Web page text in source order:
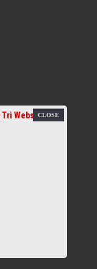
Trì Website